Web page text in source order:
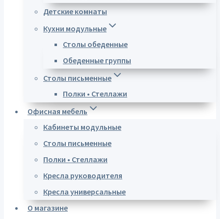
Детские комнаты
Кухни модульные
Столы обеденные
Обеденные группы
Столы письменные
Полки • Стеллажи
Офисная мебель
Кабинеты модульные
Столы письменные
Полки • Стеллажи
Кресла руководителя
Кресла универсальные
О магазине